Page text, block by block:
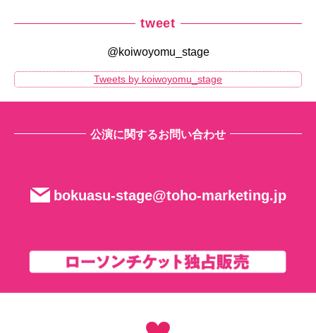
tweet
@koiwoyomu_stage
Tweets by koiwoyomu_stage
公演に関するお問い合わせ
bokuasu-stage@toho-marketing.jp